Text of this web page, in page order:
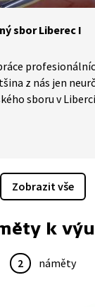
sbor Liberec I
z nás jen
sboru v
Musil a jeho
stránce, a
Nepříjemné jsou
požáru.
Zobrazit vše
k
2 náměty